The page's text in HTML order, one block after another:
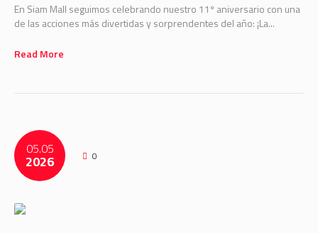
En Siam Mall seguimos celebrando nuestro 11º aniversario con una
de las acciones más divertidas y sorprendentes del año: ¡La...
Read More
05.05
2026 0